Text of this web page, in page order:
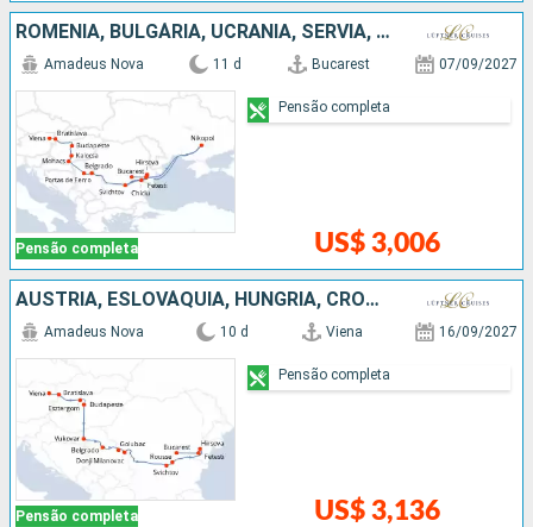
ROMÊNIA, BULGÁRIA, UCRÃNIA, SÉRVIA, HUNGRIA, ESLOVÁQUIA, AUSTRIA
Pensão completa
Amadeus Nova 11 d Bucarest 07/09/2027
US$ 3,006
Pensão completa
AUSTRIA, ESLOVÁQUIA, HUNGRIA, CROÁCIA, SÉRVIA, BULGÁRIA, ROMÊNIA
Pensão completa
Amadeus Nova 10 d Viena 16/09/2027
US$ 3,136
Pensão completa